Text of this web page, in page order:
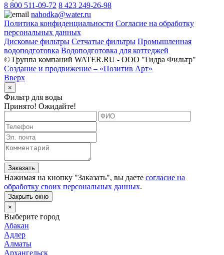
8 800 511-09-72 8 423 249-26-98
nahodka@water.ru
Политика конфиденциальности Согласие на обработку
персональных данных
Дисковые фильтры Сетчатые фильтры Промышленная
водоподготовка Водоподготовка для коттеджей
© Группа компаний WATER.RU - ООО "Гидра Фильтр"
Создание и продвижение – «Позитив Арт»
Вверх
×
Фильтр для воды
Принято! Ожидайте!
Заказать
Нажимая на кнопку "Заказать", вы даете согласие на
обработку своих персональных данных.
Закрыть окно
×
Выберите город
Абакан
Адлер
Алматы
Архангельск